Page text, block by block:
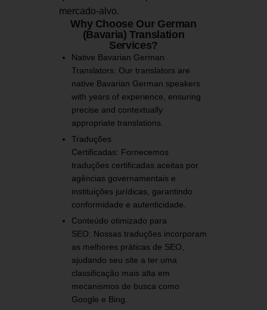
mercado-alvo.
Why Choose Our German
(Bavaria) Translation
Services?
Native Bavarian German
Translators: Our translators are
native Bavarian German speakers
with years of experience, ensuring
precise and contextually
appropriate translations.
Traduções
Certificadas: Fornecemos
traduções certificadas aceitas por
agências governamentais e
instituições jurídicas, garantindo
conformidade e autenticidade.
Conteúdo otimizado para
SEO: Nossas traduções incorporam
as melhores práticas de SEO,
ajudando seu site a ter uma
classificação mais alta em
mecanismos de busca como
Google e Bing.